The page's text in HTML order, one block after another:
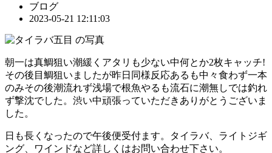
ブログ
2023-05-21 12:11:03
朝一は真鯛狙い潮緩くアタリも少ない中何とか2枚キャッチ!
その後目鯛狙いましたが昨日同様反応あるも中々食わず一本
のみその後潮流れず浅場で根魚やるも流石に潮無しでは釣れ
ず撃沈でした。渋い中頑張っていただきありがとうございま
した。
日も長くなったので午後便受付ます。タイラバ、ライトジギ
ング、ワインドなど詳しくはお問い合わせ下さい。